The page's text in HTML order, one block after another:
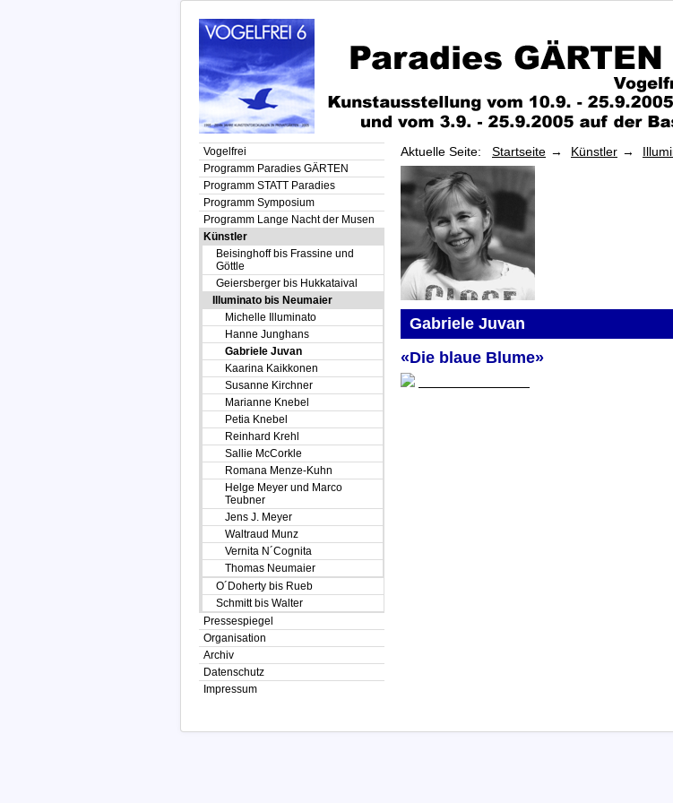
Vogelfrei
Programm Paradies GÄRTEN
Programm STATT Paradies
Programm Symposium
Programm Lange Nacht der Musen
Künstler
Beisinghoff bis Frassine und
Göttle
Geiersberger bis Hukkataival
Illuminato bis Neumaier
Michelle Illuminato
Hanne Junghans
Gabriele Juvan
Kaarina Kaikkonen
Susanne Kirchner
Marianne Knebel
Petia Knebel
Reinhard Krehl
Sallie McCorkle
Romana Menze-Kuhn
Helge Meyer und Marco
Teubner
Jens J. Meyer
Waltraud Munz
Vernita N´Cognita
Thomas Neumaier
O´Doherty bis Rueb
Schmitt bis Walter
Pressespiegel
Organisation
Archiv
Datenschutz
Impressum
Aktuelle Seite: Startseite Künstler
Gabriele Juvan
«Die blaue Blume»